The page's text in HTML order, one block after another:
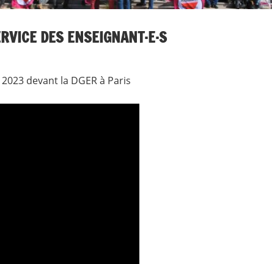
DES ENSEIGNANT·E·S
devant la DGER à Paris